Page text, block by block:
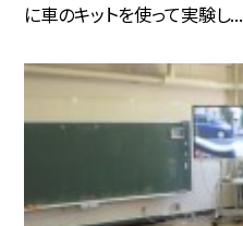
に車のキットを使って実験し...